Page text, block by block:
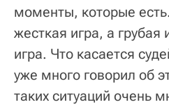
моменты, которые
жесткая игра, а грубая
игра. Что касается
уже много говорил об
таких ситуаций очень